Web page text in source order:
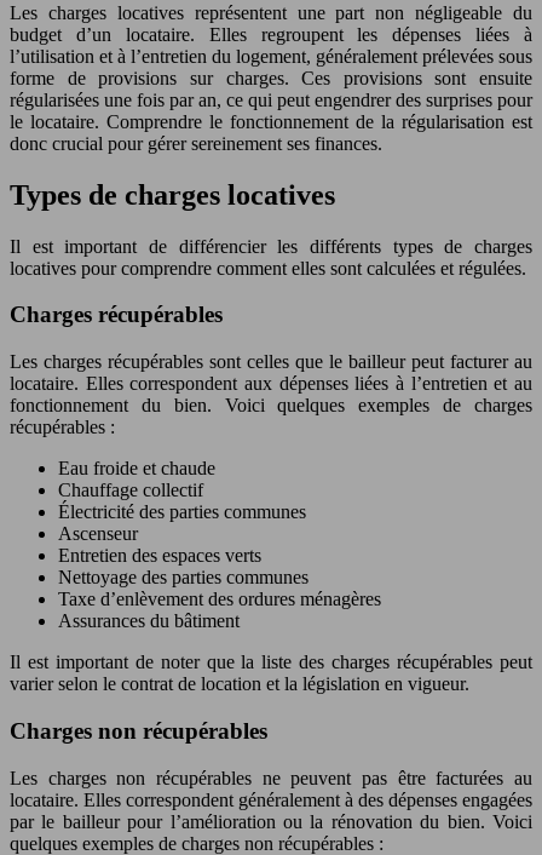
Les charges locatives représentent une part non négligeable du
budget d’un locataire. Elles regroupent les dépenses liées à
l’utilisation et à l’entretien du logement, généralement prélevées sous
forme de provisions sur charges. Ces provisions sont ensuite
régularisées une fois par an, ce qui peut engendrer des surprises pour
le locataire. Comprendre le fonctionnement de la régularisation est
donc crucial pour gérer sereinement ses finances.
Types de charges locatives
Il est important de différencier les différents types de charges
locatives pour comprendre comment elles sont calculées et régulées.
Charges récupérables
Les charges récupérables sont celles que le bailleur peut facturer au
locataire. Elles correspondent aux dépenses liées à l’entretien et au
fonctionnement du bien. Voici quelques exemples de charges
récupérables :
Eau froide et chaude
Chauffage collectif
Électricité des parties communes
Ascenseur
Entretien des espaces verts
Nettoyage des parties communes
Taxe d’enlèvement des ordures ménagères
Assurances du bâtiment
Il est important de noter que la liste des charges récupérables peut
varier selon le contrat de location et la législation en vigueur.
Charges non récupérables
Les charges non récupérables ne peuvent pas être facturées au
locataire. Elles correspondent généralement à des dépenses engagées
par le bailleur pour l’amélioration ou la rénovation du bien. Voici
quelques exemples de charges non récupérables :